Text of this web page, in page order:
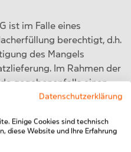
ist im Falle eines
berechtigt, d.h.
des Mangels
Im Rahmen der
gegebenenfalls einen
es sei denn dies
Bei
GmbH & Co.KG dem
rechtlich einwandfreie
Datenschutzerklärung
Einige Cookies sind technisch
diese Website und Ihre Erfahrung